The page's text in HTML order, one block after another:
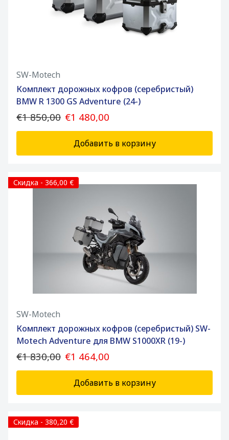
SW-Motech
Комплект дорожных кофров (серебристый)
BMW R 1300 GS Adventure (24-)
€1 850,00 €1 480,00
Добавить в корзину
Скидка - 366,00 €
SW-Motech
Комплект дорожных кофров (серебристый) SW-
Motech Adventure для BMW S1000XR (19-)
€1 830,00 €1 464,00
Добавить в корзину
Скидка - 380,20 €